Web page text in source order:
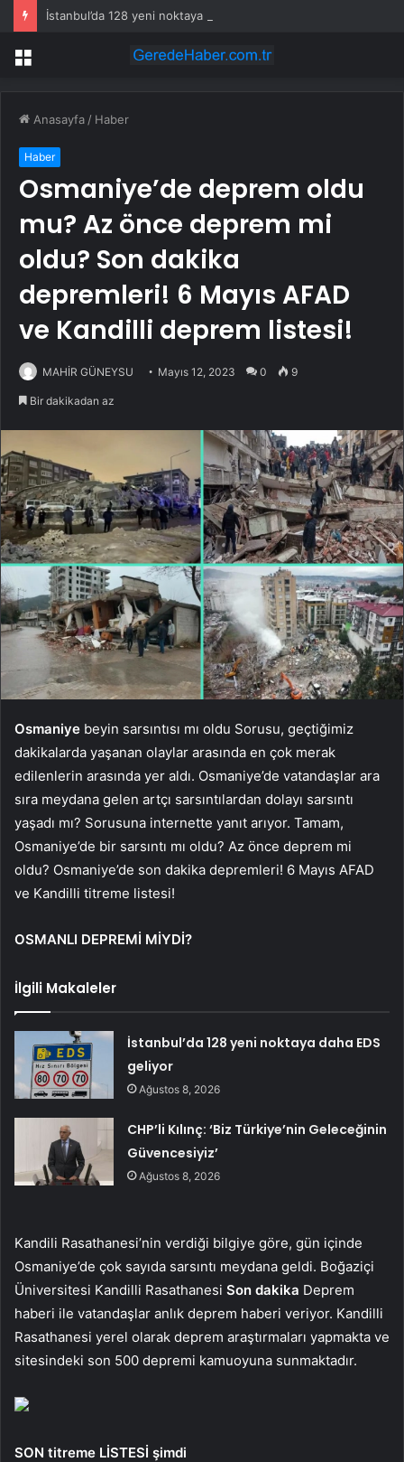
İstanbul’da 128 yeni noktaya daha EDS geliyor
Menü
Anasayfa / Haber
Haber
Osmaniye’de deprem oldu
mu? Az önce deprem mi
oldu? Son dakika
depremleri! 6 Mayıs AFAD
ve Kandilli deprem listesi!
MAHİR GÜNEYSU Mayıs 12, 2023 0 9
Bir dakikadan az
Osmaniye beyin sarsıntısı mı oldu Sorusu, geçtiğimiz
dakikalarda yaşanan olaylar arasında en çok merak
edilenlerin arasında yer aldı. Osmaniye’de vatandaşlar ara
sıra meydana gelen artçı sarsıntılardan dolayı sarsıntı
yaşadı mı? Sorusuna internette yanıt arıyor. Tamam,
Osmaniye’de bir sarsıntı mı oldu? Az önce deprem mi
oldu? Osmaniye’de son dakika depremleri! 6 Mayıs AFAD
ve Kandilli titreme listesi!
OSMANLI DEPREMİ MİYDİ?
İlgili Makaleler
İstanbul’da 128 yeni noktaya daha EDS
geliyor
Ağustos 8, 2026
CHP’li Kılınç: ‘Biz Türkiye’nin Geleceğinin
Güvencesiyiz’
Ağustos 8, 2026
Kandili Rasathanesi’nin verdiği bilgiye göre, gün içinde
Osmaniye’de çok sayıda sarsıntı meydana geldi. Boğaziçi
Üniversitesi Kandilli Rasathanesi Son dakika Deprem
haberi ile vatandaşlar anlık deprem haberi veriyor. Kandilli
Rasathanesi yerel olarak deprem araştırmaları yapmakta ve
sitesindeki son 500 depremi kamuoyuna sunmaktadır.
SON titreme LİSTESİ şimdi